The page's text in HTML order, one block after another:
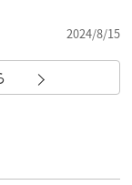
2024/8/15